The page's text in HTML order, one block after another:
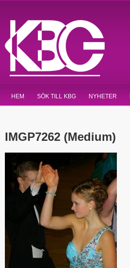
HEM SÖK TILL KBG NYHETER
IMGP7262 (Medium)